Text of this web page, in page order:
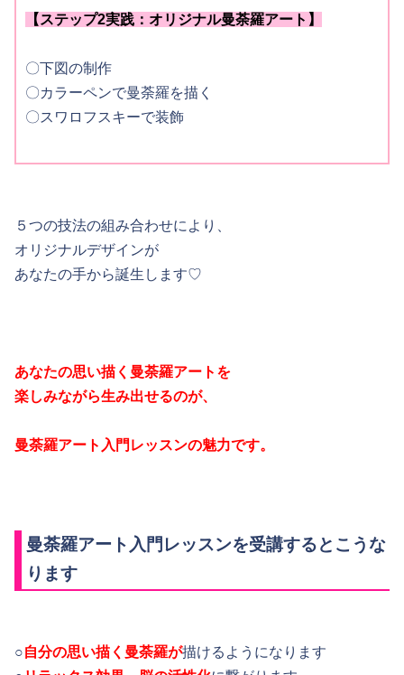
【ステップ2実践：オリジナル曼荼羅アート】
〇下図の制作
〇カラーペンで曼荼羅を描く
〇スワロフスキーで装飾
５つの技法の組み合わせにより、
オリジナルデザインが
あなたの手から誕生します♡
あなたの思い描く曼荼羅アートを
楽しみながら生み出せるのが、
曼荼羅アート入門 レッスンの魅力です。
曼荼羅アート入門レッスンを受講するとこうな
ります
○自分の思い描く曼荼羅が描けるようになります